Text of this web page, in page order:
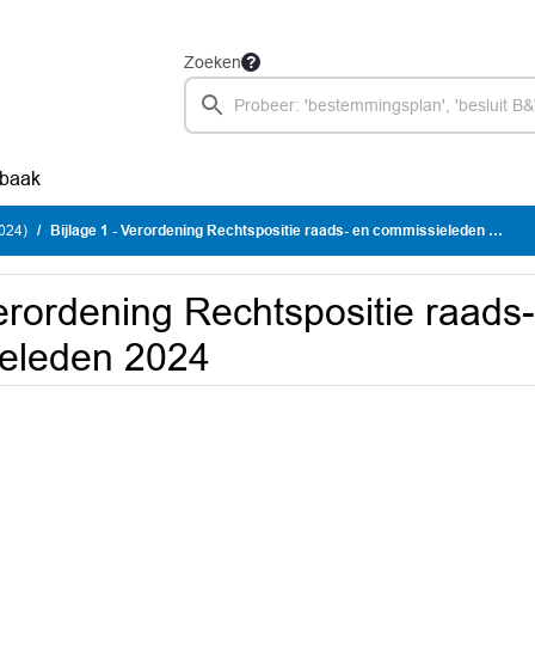
Zoeken
Bijlage 1 - Verordening Rechtspositie raads- en commissieleden 2024
Rechtspositie raads-
2024